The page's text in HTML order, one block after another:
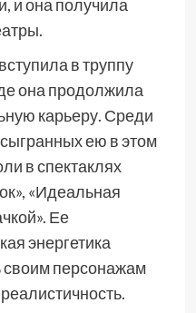
и она получила
в труппу
она продолжила
карьеру. Среди
ею в этом
в спектаклях
«Идеальная
Ее
энергетика
своим персонажам